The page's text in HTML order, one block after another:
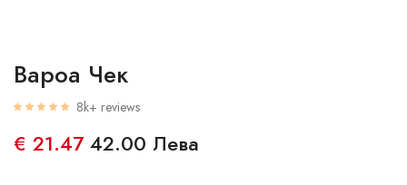
Вароа Чек
8k+ reviews
€ 21.47 42.00 Лева